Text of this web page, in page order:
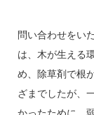
問い合わせをい
は、木が生える
め、除草剤で根
ざまでしたが、